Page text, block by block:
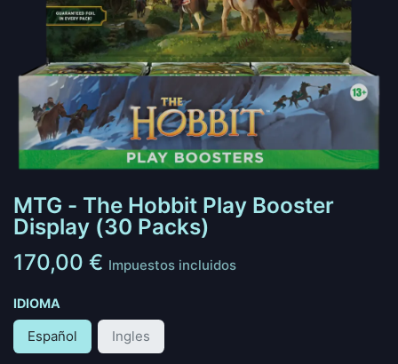
MTG - The Hobbit Play Booster
Display (30 Packs)
170,00 € Impuestos incluidos
IDIOMA
Español Ingles